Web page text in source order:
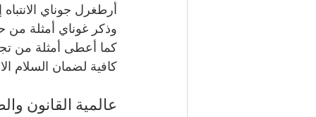
أرطغرل جوناي
وذكر غوناي أمثلة من
كما أعطى أمثلة من
كافية لضمان السلام
عالمية القانون